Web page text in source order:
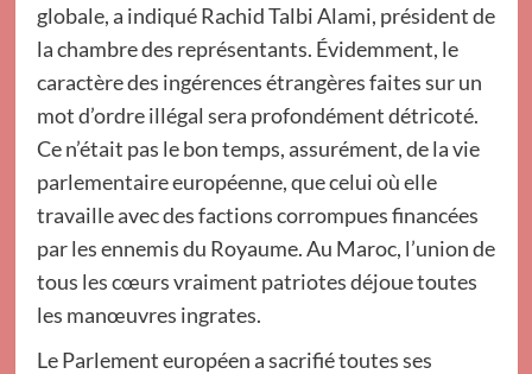
globale, a indiqué Rachid Talbi Alami, président de
la chambre des représentants. Évidemment, le
caractère des ingérences étrangères faites sur un
mot d’ordre illégal sera profondément détricoté.
Ce n’était pas le bon temps, assurément, de la vie
parlementaire européenne, que celui où elle
travaille avec des factions corrompues financées
par les ennemis du Royaume. Au Maroc, l’union de
tous les cœurs vraiment patriotes déjoue toutes
les manœuvres ingrates.
Le Parlement européen a sacrifié toutes ses